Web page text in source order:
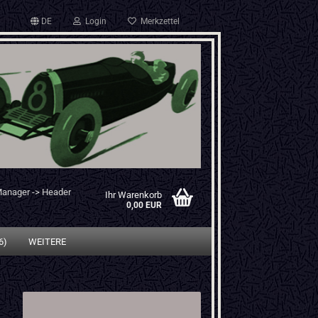
DE Login Merkzettel
-> Header Ihr Warenkorb
0,00 EUR
WEITERE